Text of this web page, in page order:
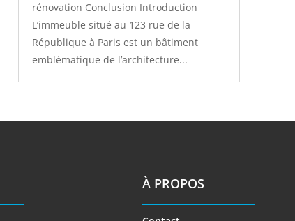
rénovation Conclusion Introduction
L’immeuble situé au 123 rue de la
République à Paris est un bâtiment
emblématique de l’architecture...
À PROPOS